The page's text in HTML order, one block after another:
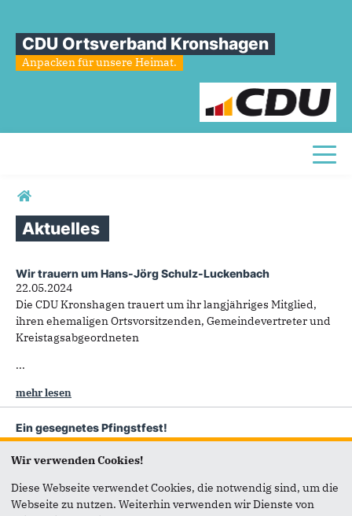
CDU Ortsverband Kronshagen
Anpacken für unsere Heimat.
Sie sind hier
Aktuelles
Aktuelles
Wir trauern um Hans-Jörg Schulz-Luckenbach
22.05.2024
Die CDU Kronshagen trauert um ihr langjähriges Mitglied,
ihren ehemaligen Ortsvorsitzenden, Gemeindevertreter und
Kreistagsabgeordneten
...
mehr lesen
Ein gesegnetes Pfingstfest!
19.05.2024
Die CDU Kronshagen wünscht Ihnen und Euch ein frohes
Wochenende!
Wir verwenden Cookies!
Diese Webseite verwendet Cookies, die notwendig sind, um die
Webseite zu nutzen. Weiterhin verwenden wir Dienste von